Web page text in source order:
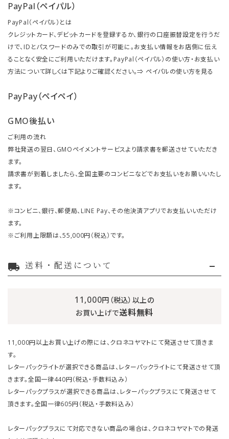
PayPal（ペイパル）
PayPal（ペイパル）とは
クレジットカード、デビットカードを登録するか、銀行の口座振替設定を行うだ
けで、IDとパスワードのみでの取引が可能に。お支払い情報をお店側に伝え
ることなく安全にご利用いただけます。PayPal（ペイパル）の使い方・お支払い
方法について詳しくは下記よりご確認ください。⇒ ペイパルの使い方を見る
PayPay（ペイペイ）
GMO後払い
ご利用の流れ
弊社発送の翌日、GMOペイメントサービスより請求書を郵送させていただき
ます。
請求書が到着しましたら、全国主要のコンビニなどでお支払いをお願いいたし
ます。
※コンビニ、銀行、郵便局、LINE Pay、その他決済アプリでお支払いいただけ
ます。
※ご利用上限額は、55,000円（税込）です。
local_shipping 送料・配送について
11,000円（税込）以上の
お買い上げで送料無料
11,000円以上お買い上げの際には、クロネコヤマトにて発送させて頂きま
す。
レターパックライトが選択できる商品は、レターパックライトにて発送させて頂
きます。全国一律440円（税込・手数料込み）
レターパックプラスが選択できる商品は、レターパックプラスにて発送させて
頂きます。全国一律605円（税込・手数料込み）
レターパックプラスにて対応できない商品の場合は、クロネコヤマトでの発送